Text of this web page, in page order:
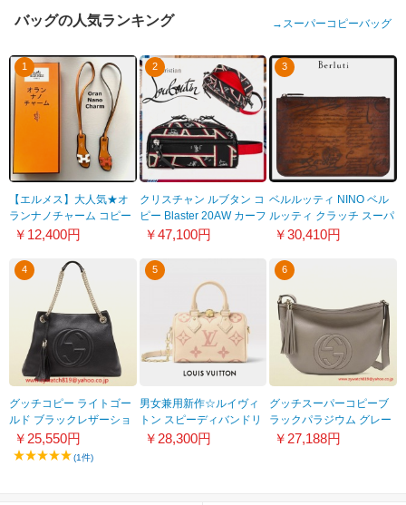
バッグの人気ランキング → スーパーコピーバッグ
1
【エルメス】大人気★オ
ランナノチャーム コピー
21070605
￥12,400円
2
クリスチャン ルブタン コ
ピー Blaster 20AW カーフ
スキン ロゴ メンズバッグ
￥47,100円
3
ベルルッティ NINO ベル
ルッティ クラッチ スーパ
ーコピー スクリプト
9102108
￥30,410円
4
グッチコピー ライトゴー
ルド ブラックレザーショ
ルダーバッグ308982
A7M0G 1000
￥25,550円
(1件)
5
男女兼用新作☆ルイヴィ
トン スピーディバンドリ
エール 偽物 20 M46397
￥28,300円
6
グッチスーパーコピーブ
ラックパラジウム グレー
レザー メッセンジャーバ
￥27,188円